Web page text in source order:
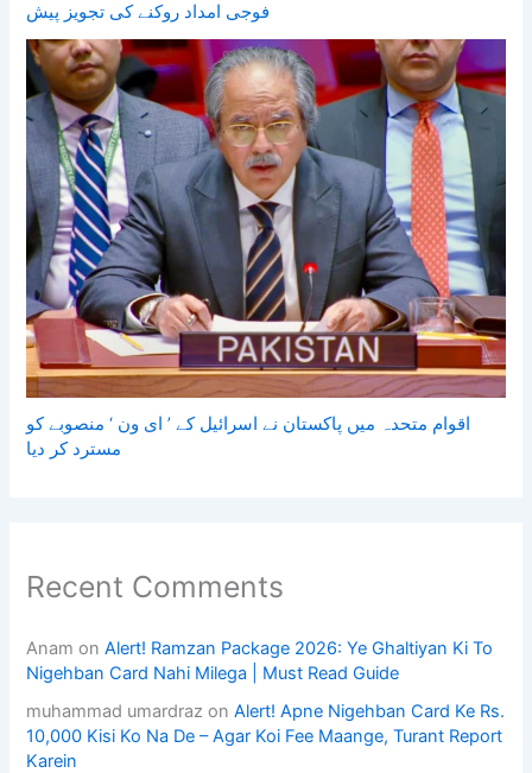
فوجی امداد روکنے کی تجویز پیش
اقوام متحدہ میں پاکستان نے اسرائیل کے ’ ای ون ‘ منصوبے کو
مسترد کر دیا
Recent Comments
Anam onAlert! Ramzan Package 2026: Ye Ghaltiyan Ki To
Nigehban Card Nahi Milega | Must Read Guide
muhammad umardraz onAlert! Apne Nigehban Card Ke Rs.
10,000 Kisi Ko Na De – Agar Koi Fee Maange, Turant Report
Karein